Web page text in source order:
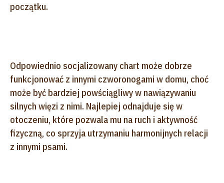
początku.
Odpowiednio socjalizowany chart może dobrze
funkcjonować z innymi czworonogami w domu, choć
może być bardziej powściągliwy w nawiązywaniu
silnych więzi z nimi. Najlepiej odnajduje się w
otoczeniu, które pozwala mu na ruch i aktywność
fizyczną, co sprzyja utrzymaniu harmonijnych relacji
z innymi psami.